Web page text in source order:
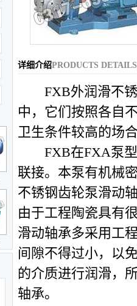
详细介绍PRODUCTS DETAILS
FXB外润滑不
中，它们按照各自
卫生条件较高的场
FXB在FXA泵型
联接。本泵有机械
不锈钢齿轮泵滑动
由于工程陶瓷具有
滑动轴承多采用工
间隙不得过小，以
的介质进行润滑，
轴承。